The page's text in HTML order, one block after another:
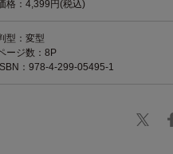
格：4,399円(税込)
型：変型
ージ数：8P
ISBN：978-4-299-05495-1